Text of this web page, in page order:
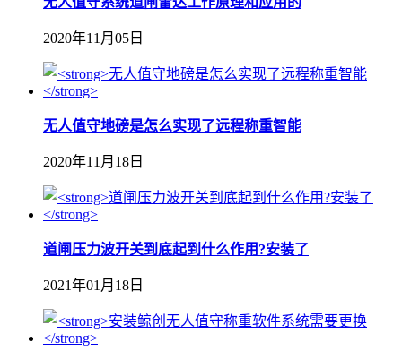
2020年11月05日
无人值守地磅是怎么实现了远程称重智能
2020年11月18日
道闸压力波开关到底起到什么作用?安装了
2021年01月18日